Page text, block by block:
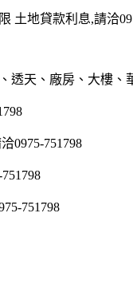
土地貸款利息,請洽
透天、廠房、大樓
0975-751798
751798